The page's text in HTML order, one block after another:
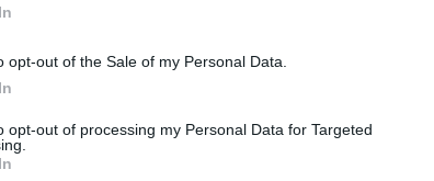
opt-out of the Sale of my Personal Data.
opt-out of processing my Personal Data for Targeted
oraux
bloquant
bloquant